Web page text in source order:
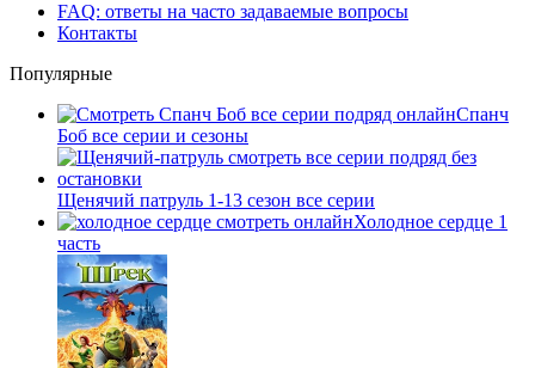
FAQ: ответы на часто задаваемые вопросы
Контакты
Популярные
Спанч
Боб все серии и сезоны
Щенячий патруль 1-13 сезон все серии
Холодное сердце 1
часть